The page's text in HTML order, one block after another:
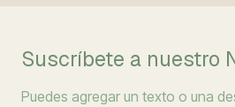
Suscríbete a nuestro
Puedes agregar un texto o una